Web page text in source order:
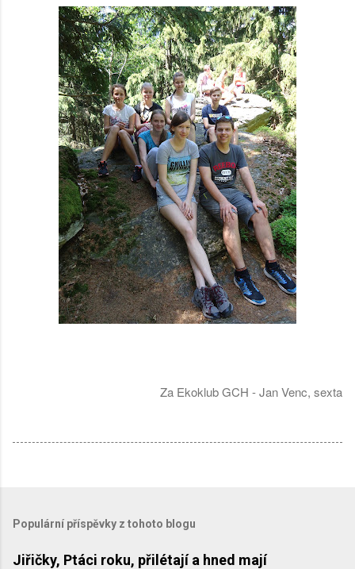
Za Ekoklub GCH - Jan Venc, sexta
Populární příspěvky z tohoto blogu
Jiřičky, Ptáci roku, přilétají a hned mají